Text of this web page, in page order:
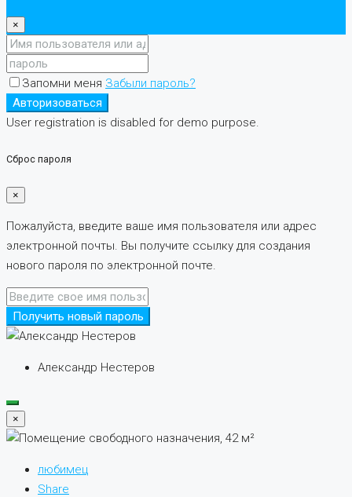
×
Запомни меня Забыли пароль?
Авторизоваться
User registration is disabled for demo purpose.
Сброс пароля
×
Пожалуйста, введите ваше имя пользователя или адрес
электронной почты. Вы получите ссылку для создания
нового пароля по электронной почте.
Получить новый пароль
Александр Нестеров
×
любимец
Share